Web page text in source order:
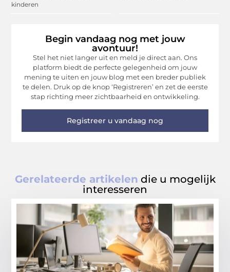
kinderen
Begin vandaag nog met jouw
avontuur!
Stel het niet langer uit en meld je direct aan. Ons
platform biedt de perfecte gelegenheid om jouw
mening te uiten en jouw blog met een breder publiek
te delen. Druk op de knop ‘Registreren’ en zet de eerste
stap richting meer zichtbaarheid en ontwikkeling.
Registreer u vandaag nog
Gerelateerde artikelen die u mogelijk
interesseren